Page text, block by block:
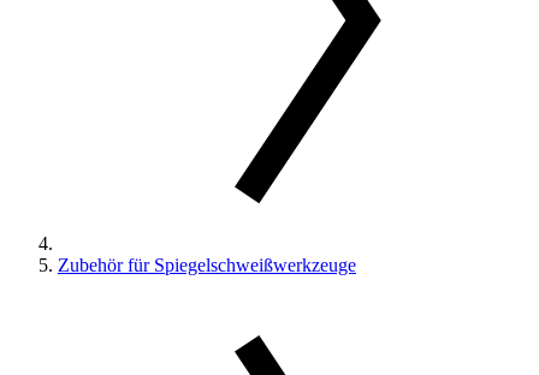
Zubehör für Spiegelschweißwerkzeuge